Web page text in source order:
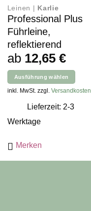
Leinen | Karlie
Professional Plus
Führleine,
reflektierend
ab 12,65 €
Ausführung wählen
Dieses
mehrere
Die
Optionen
inkl. MwSt. zzgl. Versandkosten
Lieferzeit: 2-3
Werktage
Merken